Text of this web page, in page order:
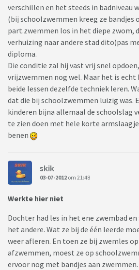
verschillen en het steeds in badniveau
(bij schoolzwemmen kreeg ze bandjes
part.zwemmen los in het diepe zwom,
verhuizing naar andere stad dito)pas
diploma.
Die conditie zal hij vast vrij snel
vrijzwemmen nog wel. Maar het is
beide lessen dezelfde techniek leren.
dat die bij schoolzwemmen luizig was.
kinderen bijna allemaal de schoolslag
te zien doen met hele korte
benen
skik
03-07-2012 om 21:48
Werkte hier niet
Dochter had les in het ene zwembad
het andere. Wat ze bij de één leerde
weer afleren. En toen ze bij zwemles
afzwemmen, moest ze op
ervoor nog met bandjes aan